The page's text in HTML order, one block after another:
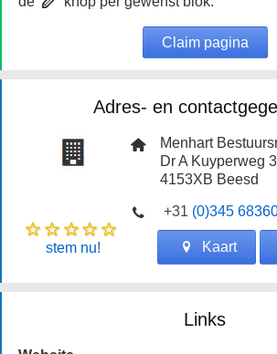
Claim pagina
Adres- en
Menhart
Dr A Kuyperweg
4153XB Beesd
+31 (0)345
stem nu! Kaart
Links